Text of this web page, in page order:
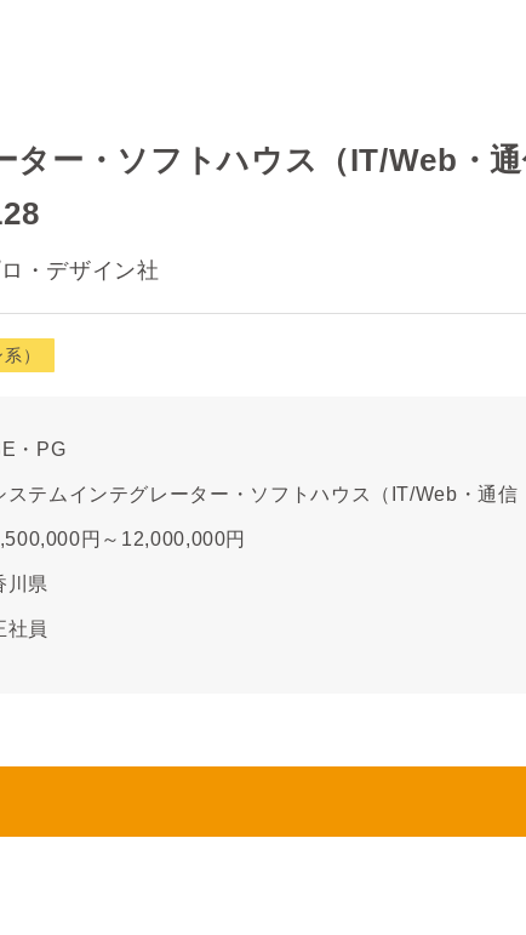
ター・ソフトハウス（IT/Web・
・デザイン社
）
・PG
ステムインテグレーター・ソフトハウス（IT/Web・通信
円～12,000,000円
川県
社員